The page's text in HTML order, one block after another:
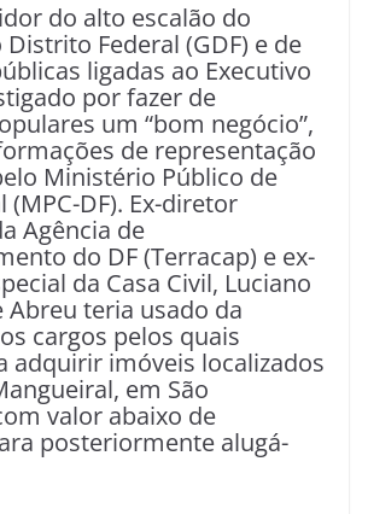
do alto escalão do
Federal (GDF) e de
ligadas ao Executivo
por fazer de
um “bom negócio”,
de representação
Ministério Público de
(MPC-DF). Ex-diretor
Agência de
do DF (Terracap) e ex-
da Casa Civil, Luciano
Abreu teria usado da
cargos pelos quais
adquirir imóveis localizados
em São
valor abaixo de
posteriormente alugá-